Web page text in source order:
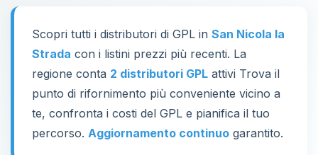
Scopri tutti i distributori di GPL in San Nicola la
Strada con i listini prezzi più recenti. La
regione conta 2 distributori GPL attivi Trova il
punto di rifornimento più conveniente vicino a
te, confronta i costi del GPL e pianifica il tuo
percorso. Aggiornamento continuo garantito.